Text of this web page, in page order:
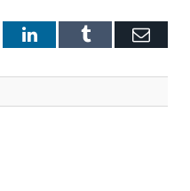
LinkedInTumblr E-